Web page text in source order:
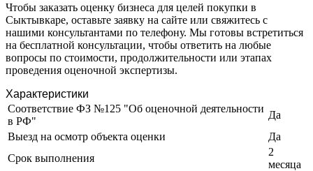
Чтобы заказать оценку бизнеса для целей покупки в
Сыктывкаре, оставьте заявку на сайте или свяжитесь с
нашими консультантами по телефону. Мы готовы встретиться
на бесплатной консультации, чтобы ответить на любые
вопросы по стоимости, продолжительности или этапах
проведения оценочной экспертизы.
Характеристики
Соответствие ФЗ №125 "Об оценочной деятельности
в РФ"
Да
Выезд на осмотр объекта оценки
Да
Срок выполнения
2
месяца
Заполярный
Зарайск
Заречный
Заринск
Звенигород
Зеленоград
Зеленодольск
Зея
Златоуст
Иваново